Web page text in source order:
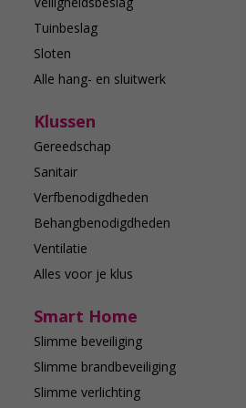
Tuinbeslag
Sloten
Alle hang- en sluitwerk
Klussen
Gereedschap
Sanitair
Verfbenodigdheden
Behangbenodigdheden
Ventilatie
Alles voor je klus
Smart Home
Slimme beveiliging
Slimme brandbeveiliging
Slimme verlichting